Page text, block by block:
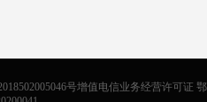
号增值电信业务经营许可证 鄂